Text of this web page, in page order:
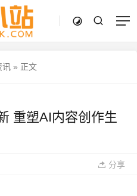
» 正文
重塑AI内容创作生
分享